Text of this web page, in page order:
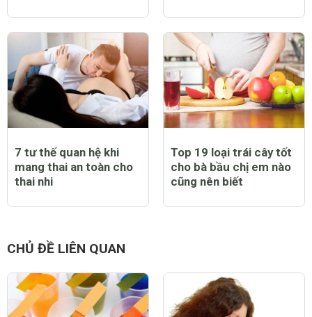
7 tư thế quan hệ khi
mang thai an toàn cho
thai nhi
Top 19 loại trái cây tốt
cho bà bầu chị em nào
cũng nên biết
CHỦ ĐỀ LIÊN QUAN